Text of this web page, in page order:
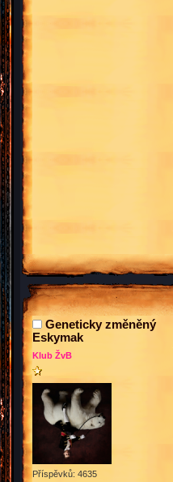
Geneticky změněný
Eskymak
Klub ŽvB
Příspěvků: 4635